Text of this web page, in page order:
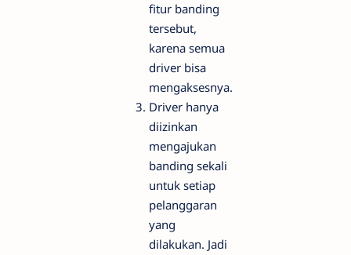
fitur banding
tersebut,
karena semua
driver bisa
mengaksesnya.
Driver hanya
diizinkan
mengajukan
banding sekali
untuk setiap
pelanggaran
yang
dilakukan. Jadi